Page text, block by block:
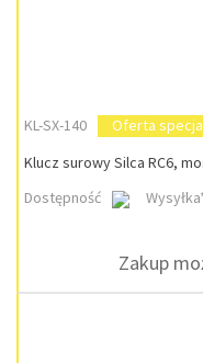
KL-SX-140
Oferta
Klucz surowy Silca RC6,
Dostępność
Zakup